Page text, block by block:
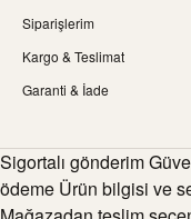
Siparişlerim
Kargo & Teslimat
Garanti & İade
Sigortalı gönderim
ödeme Ürün bilgisi ve